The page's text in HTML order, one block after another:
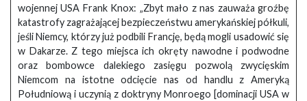
wojennej USA Frank Knox: „Zbyt mało z nas zauważa groźbę
katastrofy zagrażającej bezpieczeństwu amerykańskiej półkuli,
jeśli Niemcy, którzy już podbili Francję, będą mogli usadowić się
w Dakarze. Z tego miejsca ich okręty nawodne i podwodne
oraz bombowce dalekiego zasięgu pozwolą zwycięskim
Niemcom na istotne odcięcie nas od handlu z Ameryką
Południową i uczynią z doktryny Monroego [dominacji USA w